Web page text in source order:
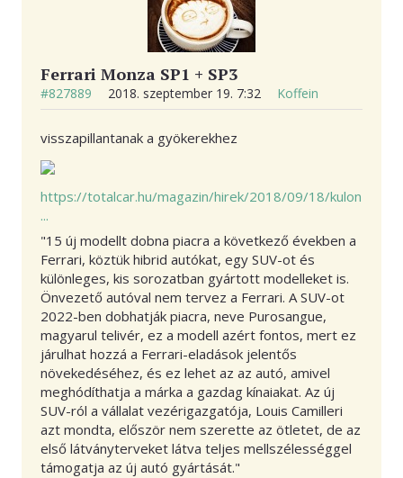
Ferrari Monza SP1 + SP3
#827889 2018. szeptember 19. 7:32 Koffein
visszapillantanak a gyökerekhez
https://totalcar.hu/magazin/hirek/2018/09/18/kulon
...
"15 új modellt dobna piacra a következő években a
Ferrari, köztük hibrid autókat, egy SUV-ot és
különleges, kis sorozatban gyártott modelleket is.
Önvezető autóval nem tervez a Ferrari. A SUV-ot
2022-ben dobhatják piacra, neve Purosangue,
magyarul telivér, ez a modell azért fontos, mert ez
járulhat hozzá a Ferrari-eladások jelentős
növekedéséhez, és ez lehet az az autó, amivel
meghódíthatja a márka a gazdag kínaiakat. Az új
SUV-ról a vállalat vezérigazgatója, Louis Camilleri
azt mondta, először nem szerette az ötletet, de az
első látványterveket látva teljes mellszélességgel
támogatja az új autó gyártását."